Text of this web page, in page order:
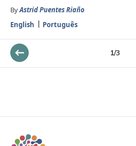
ByAstrid Puentes Riaño
English
Português
1/3